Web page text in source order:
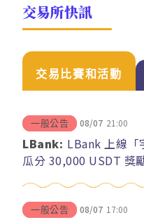
交易所快訊
交易比賽和活動
一般公告 08/07 21:00
LBank: LBank 上線「
瓜分 30,000 USDT 獎
一般公告 08/07 17:00